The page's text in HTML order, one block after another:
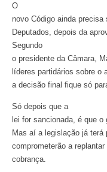
O
novo Código ainda
Deputados, depois da
Segundo
o presidente da Câmara,
líderes partidários sobre o
a decisão final fique só
Só depois que a
lei for sancionada, é que
Mas aí a legislação já terá
comprometerão a
cobrança.